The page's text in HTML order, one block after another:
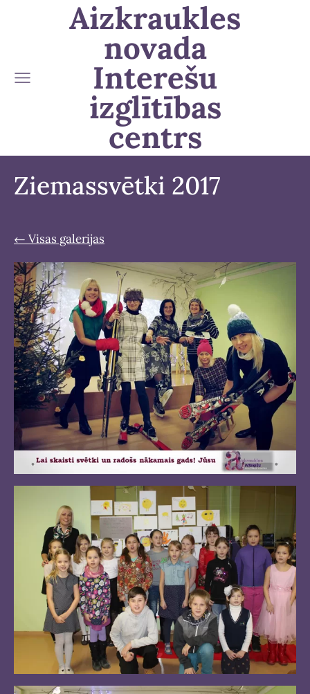
Aizkraukles
novada
Interešu
izglītības
centrs
Ziemassvētki 2017
Visas galerijas